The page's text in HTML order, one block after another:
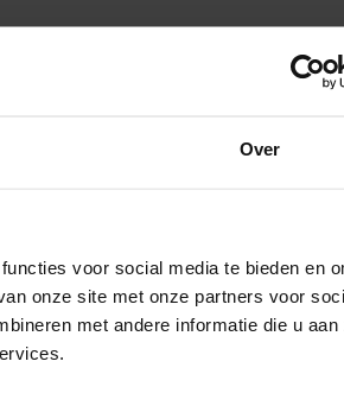
Over
voor social media te bieden en
onze site met onze partners voor
met andere informatie die u aan
Bestel - Personen uitvoering
City Verso (facelift) Bestel -